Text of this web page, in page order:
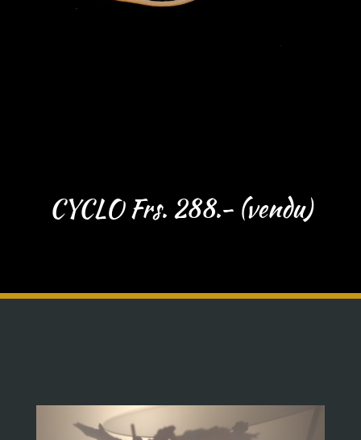
CYCLO Frs. 288.- (vendu)